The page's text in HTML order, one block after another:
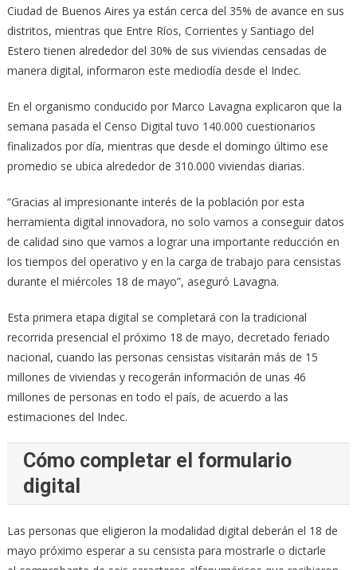
Ciudad de Buenos Aires ya están cerca del 35% de avance en sus
distritos, mientras que Entre Ríos, Corrientes y Santiago del
Estero tienen alrededor del 30% de sus viviendas censadas de
manera digital, informaron este mediodía desde el Indec.
En el organismo conducido por Marco Lavagna explicaron que la
semana pasada el Censo Digital tuvo 140.000 cuestionarios
finalizados por día, mientras que desde el domingo último ese
promedio se ubica alrededor de 310.000 viviendas diarias.
“Gracias al impresionante interés de la población por esta
herramienta digital innovadora, no solo vamos a conseguir datos
de calidad sino que vamos a lograr una importante reducción en
los tiempos del operativo y en la carga de trabajo para censistas
durante el miércoles 18 de mayo”, aseguró Lavagna.
Esta primera etapa digital se completará con la tradicional
recorrida presencial el próximo 18 de mayo, decretado feriado
nacional, cuando las personas censistas visitarán más de 15
millones de viviendas y recogerán información de unas 46
millones de personas en todo el país, de acuerdo a las
estimaciones del Indec.
Cómo completar el formulario
digital
Las personas que eligieron la modalidad digital deberán el 18 de
mayo próximo esperar a su censista para mostrarle o dictarle